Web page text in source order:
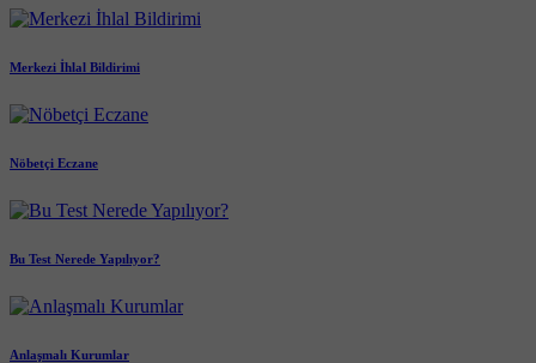
Merkezi İhlal Bildirimi
Nöbetçi Eczane
Bu Test Nerede Yapılıyor?
Anlaşmalı Kurumlar